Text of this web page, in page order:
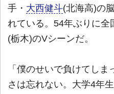
手・ 大西健斗(北海高)の
れている。54年ぶりに全
(栃木)のVシーンだ。
「僕のせいで負けてし
さは忘れない。大学4年